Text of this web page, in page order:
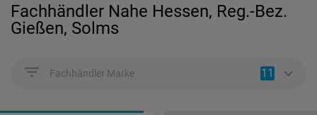
Fachhändler Nahe Hessen, Reg.-Bez.
Gießen, Solms
Fachhändler Marke 11